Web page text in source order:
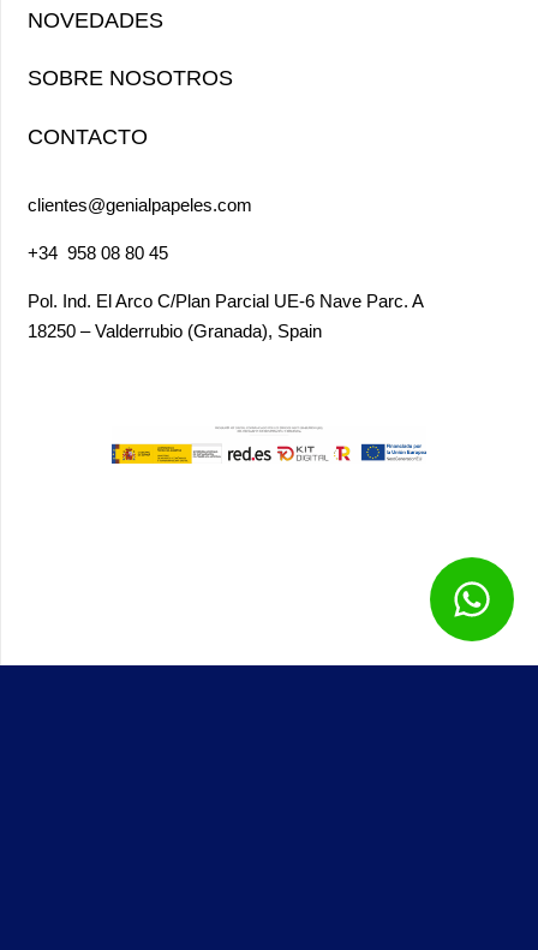
NOVEDADES
SOBRE NOSOTROS
CONTACTO
clientes@genialpapeles.com
+34 958 08 80 45
Pol. Ind. El Arco C/Plan Parcial UE-6 Nave Parc. A
18250 – Valderrubio (Granada), Spain